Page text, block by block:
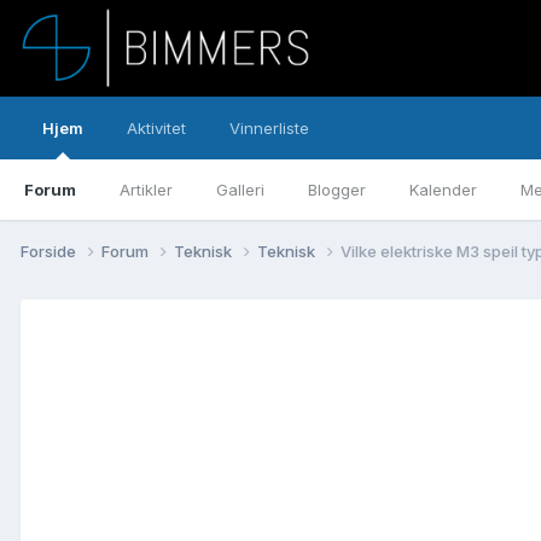
Hjem
Forum Artikler Galleri Blogger Kalender
Aktivitet Vinnerliste
Forside Forum Teknisk Teknisk Vilke elektriske M3 speil